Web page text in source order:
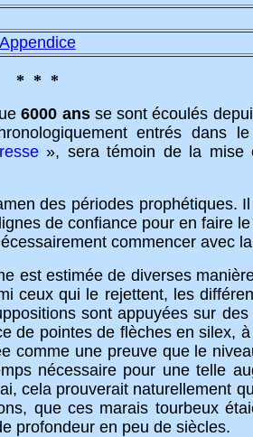
Appendice
* * *
6000 ansse sont écoulés
entrés
», sera témoin de la mise
périodes prophétiques. Il
de confiance pour en faire
commencer avec
estimée de diverses
ceux qui le rejettent, les
sont appuyées sur
de pointes de flèches en silex,
comme une preuve que le
nécessaire pour une telle
cela prouverait naturellement
que ces marais tourbeux
profondeur en peu de siècles.